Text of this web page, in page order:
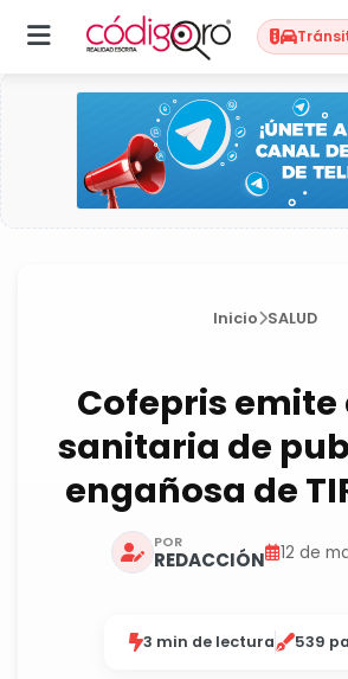
Inicio SALUD
Cofepris
sanitaria de
engañosa de
POR
REDACCIÓN 12 de
3 min de lectura 539